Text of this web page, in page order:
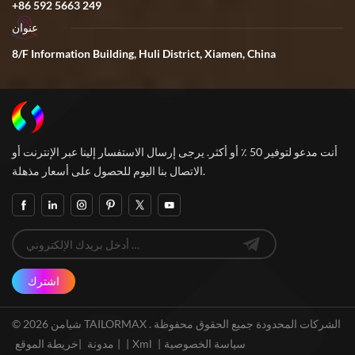
+86 592 5663 249
عنوان
8/F Information Building, Huli District, Xiamen, China
أنت مدعو لتوفير 50 ٪ أو أكثر. يرجى إرسال الاستفسار إلينا عبر الإنترنت أو
الاتصال بنا اليوم للحصول على أسعار مذهلة.
اشترك
© 2026 شيامن TAILORMAX الشركات المحدودة جميع الحقوق محفوظة .
| مدونة | | Xml | سياسة الخصوصية